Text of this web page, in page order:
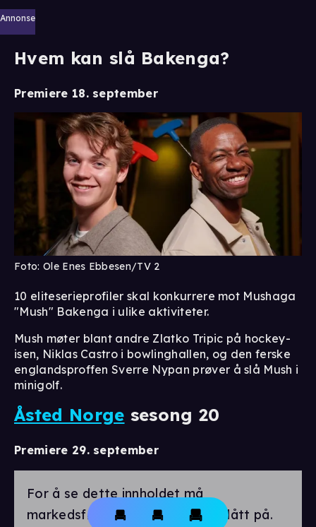
Annonse
Hvem kan slå Bakenga?
Premiere 18. september
Foto: Ole Enes Ebbesen/TV 2
10 eliteserieprofiler skal konkurrere mot Mushaga
"Mush" Bakenga i ulike aktiviteter.
Mush møter blant andre Zlatko Tripic på hockey-
isen, Niklas Castro i bowlinghallen, og den ferske
englandsproffen Sverre Nypan prøver å slå Mush i
minigolf.
Åsted Norge sesong 20
Premiere 29. september
For å se dette innholdet må
markedsførings-cookies være slått på.